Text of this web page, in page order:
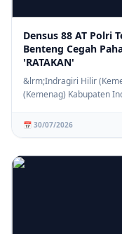
Densus 88 AT Polri
Benteng Cegah
'RATAKAN'
&lrm;Indragiri Hilir
(Kemenag) Kabupaten
📅 30/07/2026